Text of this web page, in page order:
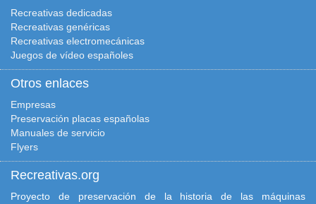
Recreativas dedicadas
Recreativas genéricas
Recreativas electromecánicas
Juegos de vídeo españoles
Otros enlaces
Empresas
Preservación placas españolas
Manuales de servicio
Flyers
Recreativas.org
Proyecto de preservación de la historia de las máquinas